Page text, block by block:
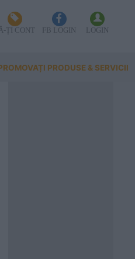
ȚI CONT FB LOGIN LOGIN
PRODUSE & SERVICII